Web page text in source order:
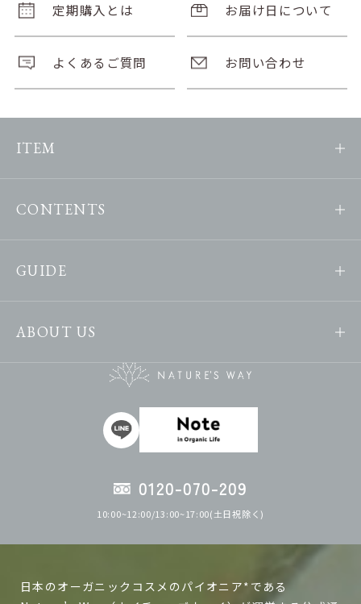
定期購入とは お届け日について
よくあるご質問 お問い合わせ
ITEM
CONTENTS
GUIDE
ABOUT US
0120-070-209
10:00~12:00/13:00~17:00(土日祝除く)
日本のオーガニックコスメのパイオニア*である